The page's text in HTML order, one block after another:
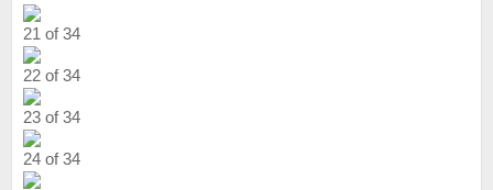
21 of 34
22 of 34
23 of 34
24 of 34